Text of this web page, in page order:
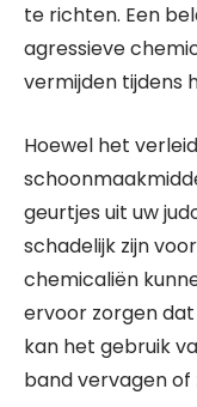
te richten. Een
agressieve
vermijden tijdens
Hoewel het
geurtjes uit uw
schadelijk zijn
chemicaliën
ervoor zorgen
kan het gebruik
band vervagen of